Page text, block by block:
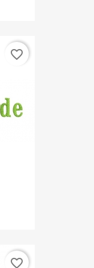
favorite_border
favorite_border